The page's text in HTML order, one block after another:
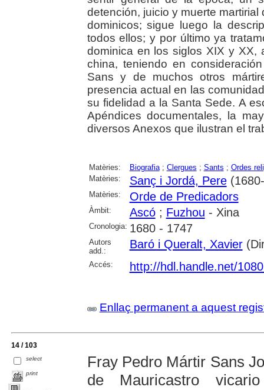
detención, juicio y muerte
dominicos; sigue luego la
todos ellos; y por último ya
dominica en los siglos XIX y XX,
china, teniendo en
Sans y de muchos otros
presencia actual en las
su fidelidad a la Santa Sede. A
Apéndices documentales, la
diversos Anexos que ilustran el
Matèries: Biografia; Clergues ; Sants ; Ordes
Matèries:
Sanç i Jordá, Pere
Matèries: Orde de Predicadors
Àmbit: Ascó; Fuzhou - Xina
Cronologia: 1680 - 1747
Autors
add.:
Baró i Queralt, Xavier
Accés: http://hdl.handle.net/
Enllaç permanent a aquest
14 / 103
select
print
Fray Pedro Mártir Sans
de Mauricastro